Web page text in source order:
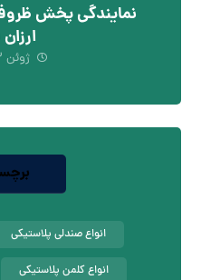
نمایندگی پخش
ژوئن ۳, ۲۰۲۶
انواع صندلی پلاستیکی
انواع کلمن پلاستیکی